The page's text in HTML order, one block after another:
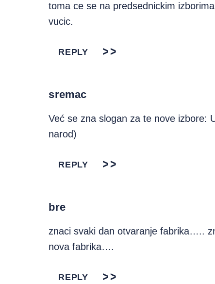
toma ce se na predsednickim
vucic.
REPLY
sremac
Već se zna slogan za te nove izbore:
narod)
REPLY
bre
znaci svaki dan otvaranje fabrika…..
nova fabrika….
REPLY